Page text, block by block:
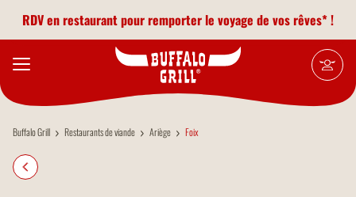
RDV en restaurant pour remporter le voyage de vos rêves* !
Buffalo Grill Restaurants de viande Ariège Foix